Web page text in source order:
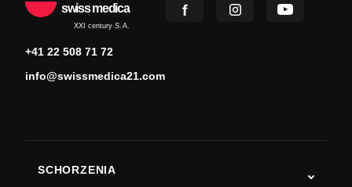
swiss medica
XXI century S.A.
+41 22 508 71 72
info@swissmedica21.com
SCHORZENIA